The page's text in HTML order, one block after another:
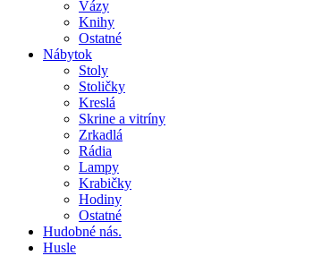
Vázy
Knihy
Ostatné
Nábytok
Stoly
Stoličky
Kreslá
Skrine a vitríny
Zrkadlá
Rádia
Lampy
Krabičky
Hodiny
Ostatné
Hudobné nás.
Husle